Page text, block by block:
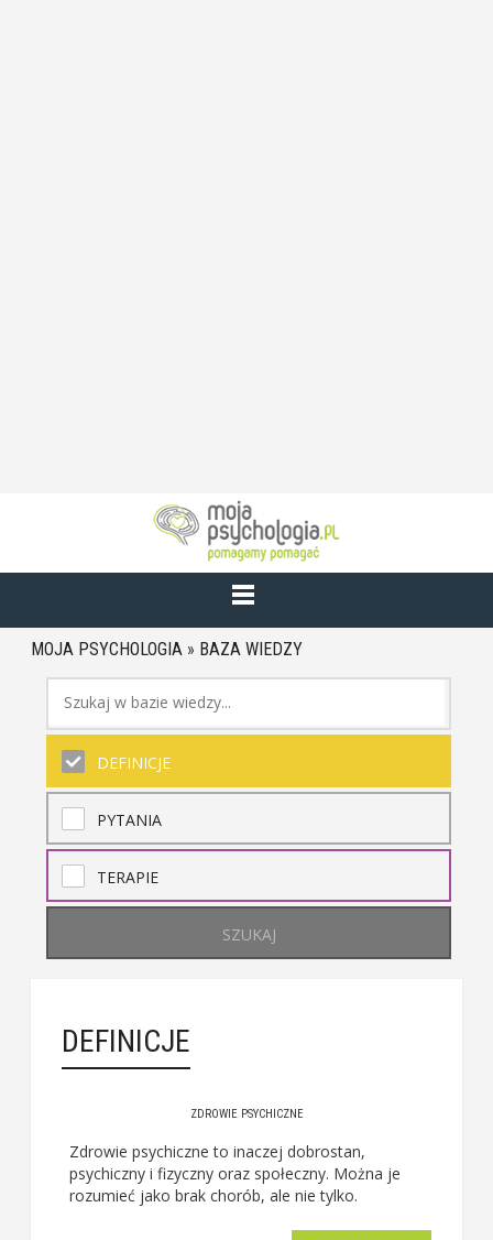
MOJA PSYCHOLOGIA » BAZA WIEDZY
DEFINICJE
PYTANIA
TERAPIE
SZUKAJ
DEFINICJE
ZDROWIE PSYCHICZNE
Zdrowie psychiczne to inaczej dobrostan,
psychiczny i fizyczny oraz społeczny. Można je
rozumieć jako brak chorób, ale nie tylko.